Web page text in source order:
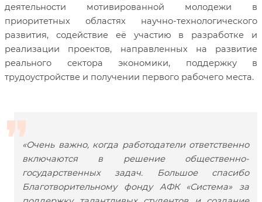
деятельности мотивированной молодежи в
приоритетных областях научно-технологического
развития, содействие её участию в разработке и
реализации проектов, направленных на развитие
реального сектора экономики, поддержку в
трудоустройстве и получении первого рабочего места.
«Очень важно, когда работодатели ответственно
включаются в решение общественно-
государственных задач. Большое спасибо
Благотворительному фонду АФК «Система» за